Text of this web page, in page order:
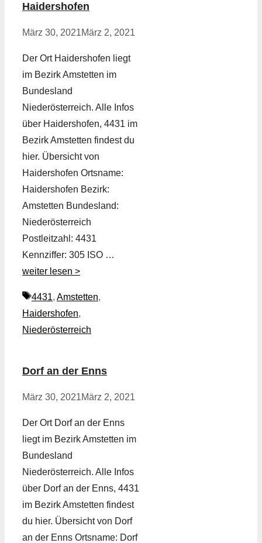
Haidershofen
März 30, 2021März 2, 2021
Der Ort Haidershofen liegt
im Bezirk Amstetten im
Bundesland
Niederösterreich. Alle Infos
über Haidershofen, 4431 im
Bezirk Amstetten findest du
hier. Übersicht von
Haidershofen Ortsname:
Haidershofen Bezirk:
Amstetten Bundesland:
Niederösterreich
Postleitzahl: 4431
Kennziffer: 305 ISO …
weiter lesen >
Schlagwörter
4431, Amstetten,
Haidershofen,
Niederösterreich
Dorf an der Enns
März 30, 2021März 2, 2021
Der Ort Dorf an der Enns
liegt im Bezirk Amstetten im
Bundesland
Niederösterreich. Alle Infos
über Dorf an der Enns, 4431
im Bezirk Amstetten findest
du hier. Übersicht von Dorf
an der Enns Ortsname: Dorf